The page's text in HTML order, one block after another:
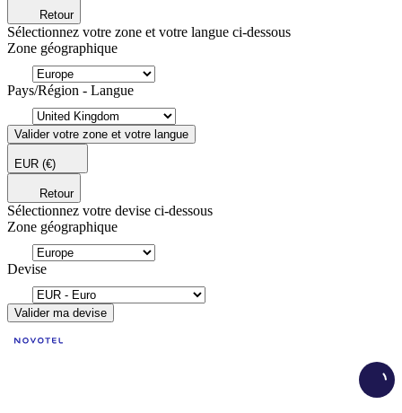
Retour
Sélectionnez votre zone et votre langue ci-dessous
Zone géographique
Pays/Région - Langue
Valider votre zone et votre langue
EUR (€)
Retour
Sélectionnez votre devise ci-dessous
Zone géographique
Devise
Valider ma devise